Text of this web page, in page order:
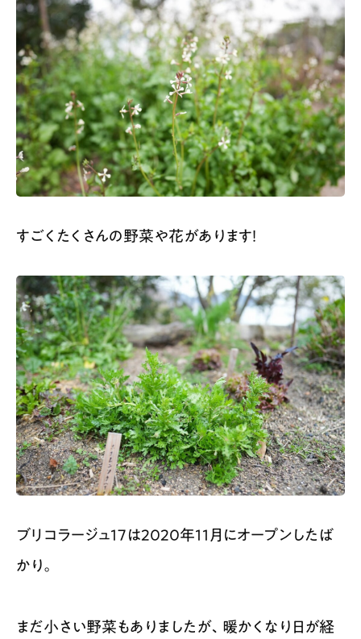
すごくたくさんの野菜や花があります！
ブリコラージュ17は2020年11月にオープンしたば
かり。
まだ小さい野菜もありましたが、暖かくなり日が経